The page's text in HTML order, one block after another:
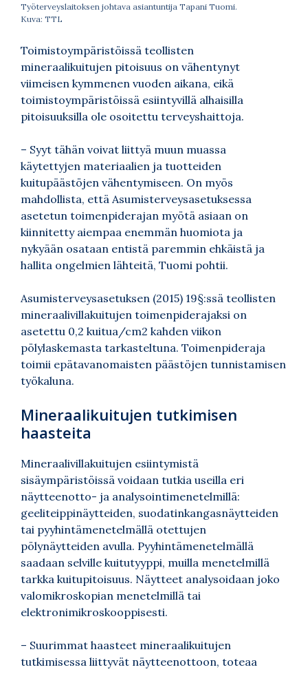
Työterveyslaitoksen johtava asiantuntija Tapani Tuomi.
Kuva: TTL
Toimistoympäristöissä teollisten
mineraalikuitujen pitoisuus on vähentynyt
viimeisen kymmenen vuoden aikana, eikä
toimistoympäristöissä esiintyvillä alhaisilla
pitoisuuksilla ole osoitettu terveyshaittoja.
– Syyt tähän voivat liittyä muun muassa
käytettyjen materiaalien ja tuotteiden
kuitupäästöjen vähentymiseen. On myös
mahdollista, että Asumisterveysasetuksessa
asetetun toimenpiderajan myötä asiaan on
kiinnitetty aiempaa enemmän huomiota ja
nykyään osataan entistä paremmin ehkäistä ja
hallita ongelmien lähteitä, Tuomi pohtii.
Asumisterveysasetuksen (2015) 19§:ssä teollisten
mineraalivillakuitujen toimenpiderajaksi on
asetettu 0,2 kuitua/cm2 kahden viikon
pölylaskemasta tarkasteltuna. Toimenpideraja
toimii epätavanomaisten päästöjen tunnistamisen
työkaluna.
Mineraalikuitujen tutkimisen
haasteita
Mineraalivillakuitujen esiintymistä
sisäympäristöissä voidaan tutkia useilla eri
näytteenotto- ja analysointimenetelmillä:
geeliteippinäytteiden, suodatinkangasnäytteiden
tai pyyhintämenetelmällä otettujen
pölynäytteiden avulla. Pyyhintämenetelmällä
saadaan selville kuitutyyppi, muilla menetelmillä
tarkka kuitupitoisuus. Näytteet analysoidaan joko
valomikroskopian menetelmillä tai
elektronimikroskooppisesti.
– Suurimmat haasteet mineraalikuitujen
tutkimisessa liittyvät näytteenottoon, toteaa